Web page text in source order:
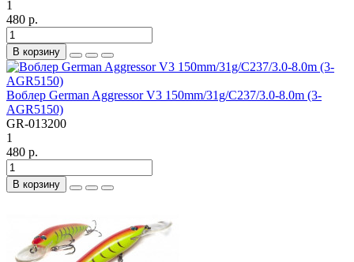
1
480 р.
В корзину
Воблер German Aggressor V3 150mm/31g/C237/3.0-8.0m (3-
AGR5150)
GR-013200
1
480 р.
В корзину